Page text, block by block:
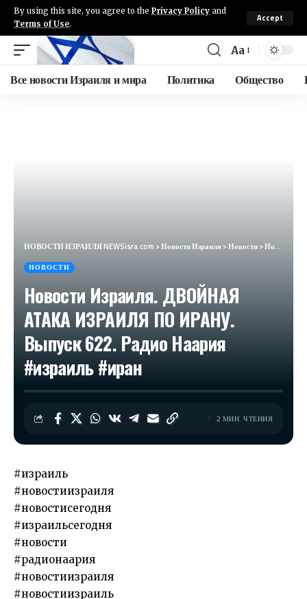
By using this site, you agree to the Privacy Policy and
Terms of Use.
Accept
Aa
Все новости Израиля и мира Политика Общество
НОВОСТИ ИЗРАИЛЯ NEWSisra.com >Новости Израиля>Новости>Новости Израиля. ДВОЙНАЯ АТАКА ИЗРАИЛЯ ПО ИРАНУ. Выпуск 622. Радио Наария #израиль #иран
НОВОСТИ
Новости Израиля. ДВОЙНАЯ
АТАКА ИЗРАИЛЯ ПО ИРАНУ.
Выпуск 622. Радио Наария
#израиль #иран
2 МИН. ЧТЕНИЯ
#израиль
#новостиизраиля
#новостисегодня
#израильсегодня
#новости
#радионаария
#новостиизраиля
#новостиизраиль